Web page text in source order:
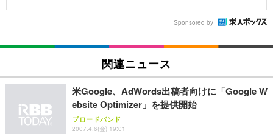
Sponsored by
関連ニュース
米Google、AdWords出稿者向けに「Google W
ebsite Optimizer」を提供開始
ブロードバンド
2007.4.6(金) 19:01